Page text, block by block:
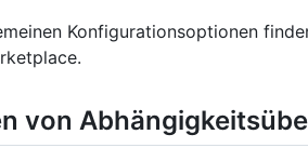
Konfigurationsoptionen
von